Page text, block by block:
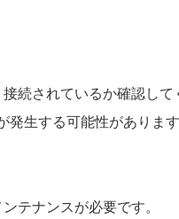
続されているか確認して
生する可能性があります
テナンスが必要です。